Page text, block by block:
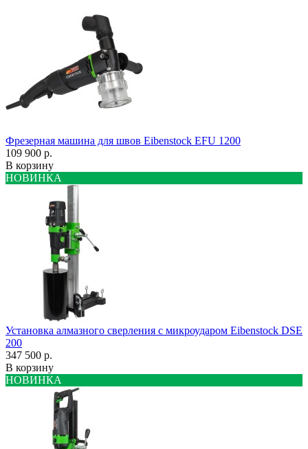
Фрезерная машина для швов Eibenstock EFU 1200
109 900 р.
В корзину
НОВИНКА
Установка алмазного сверления с микроударом Eibenstock DSE
200
347 500 р.
В корзину
НОВИНКА